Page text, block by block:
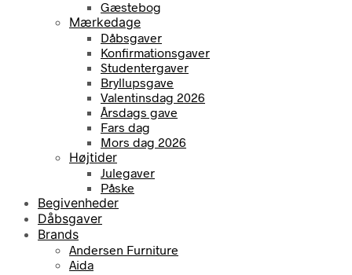
Gæstebog
Mærkedage
Dåbsgaver
Konfirmationsgaver
Studentergaver
Bryllupsgave
Valentinsdag 2026
Årsdags gave
Fars dag
Mors dag 2026
Højtider
Julegaver
Påske
Begivenheder
Dåbsgaver
Brands
Andersen Furniture
Aida